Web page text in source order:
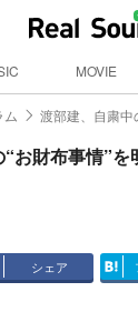
MOVIE
ム 渡部建、自粛中
“お財布事情”
シェア